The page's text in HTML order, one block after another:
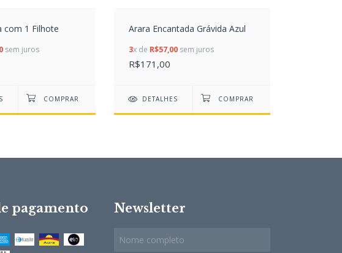
com 1 Filhote
sem juros
Arara Encantada Grávida Azul
3x de R$57,00 sem juros
R$171,00
DETALHES
pagamento Newsletter